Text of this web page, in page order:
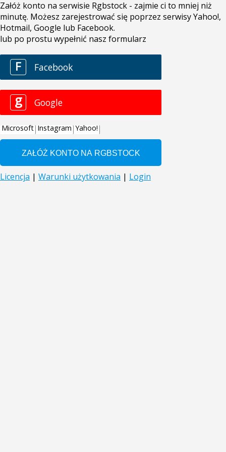
Załóż konto na serwisie Rgbstock - zajmie ci to mniej niż
minutę. Możesz zarejestrować się poprzez serwisy Yahoo!,
Hotmail, Google lub Facebook.
lub po prostu wypełnić nasz formularz
F Facebook
g Google
Microsoft Instagram Yahoo!
Licencja | Warunki użytkowania | Login